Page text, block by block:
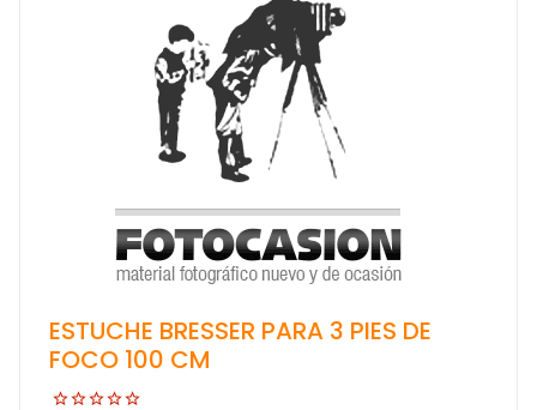
ESTUCHE BRESSER PARA 3 PIES DE
FOCO 100 CM